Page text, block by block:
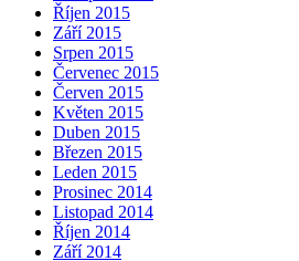
Říjen 2015
Září 2015
Srpen 2015
Červenec 2015
Červen 2015
Květen 2015
Duben 2015
Březen 2015
Leden 2015
Prosinec 2014
Listopad 2014
Říjen 2014
Září 2014